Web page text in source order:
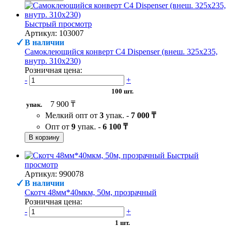
Быстрый просмотр
Артикул: 103007
В наличии
Самоклеющийся конверт С4 Dispenser (внеш. 325х235,
внутр. 310х230)
Розничная цена:
-
+
100 шт.
упак.
7 900 ₸
Мелкий опт от 3 упак. - 7 000 ₸
Опт от 9 упак. - 6 100 ₸
В корзину
Быстрый
просмотр
Артикул: 990078
В наличии
Скотч 48мм*40мкм, 50м, прозрачный
Розничная цена:
-
+
1 шт.